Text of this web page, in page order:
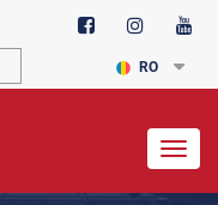
RO